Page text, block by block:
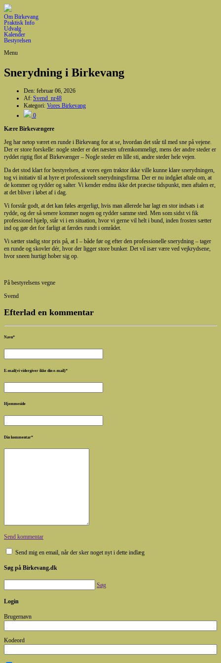
Om Birkevang
Praktisk Info
Udvalg
Kalender
Bestyrelsen
Menu
Snerydning i Birkevang
Den: februar 06, 2026
Af: Svend_nr48
Kategori: Vores Birkevang
0
Kære Birkevængere
Jeg har netop været en runde i Birkevang for at se, hvordan det står til med sne på vejene.
Der er store forskelle: nogle steder er det næsten ufremkommeligt, mens der andre steder er
ryddet rigtig flot af Birkevænger – Nogle steder en lille sti, andre steder hele vejen.
Da det stod klart for bestyrelsen, at vores egen traktor ikke ville kunne klare snerydningen,
tog vi initiativ til at hyre et professionelt snerydningsfirma. Der er nu indgået aftale om, at
de kommer og rydder og salter. Vi kender endnu ikke det præcise tidspunkt, men aftalen er,
at det bliver i løbet af i dag.
Vi forstår godt, at det kan føles ærgerligt, hvis man allerede har lagt en stor indsats i at
rydde, og der så senere kommer nogen og rydder samme sted. Men som sidst vi fik
professionel hjælp, står vi i en situation, hvor vi gerne vil helt i bund, inden frosten sætter
ind og gør det for farligt at færdes rundt i området.
Vi sætter stadig stor pris på, at I – både før og efter den professionelle snerydning – tager
en runde og skovler dér, hvor der ligger store bunker. Det vil især være ved vejkrydsene,
hvor sneen hurtigt hober sig op.
På bestyrelsens vegne
Svend
Efterlad en kommentar
Navn*
E-mail(vi vidergiver ikke din e-mail)*
Hjemmeside
Din kommentar*
Send kommentar
Send mig en email, når der sker noget nyt i dette indlæg
Søg på Birkevang.dk
Søg
Login
Brugernavn
Kodeord